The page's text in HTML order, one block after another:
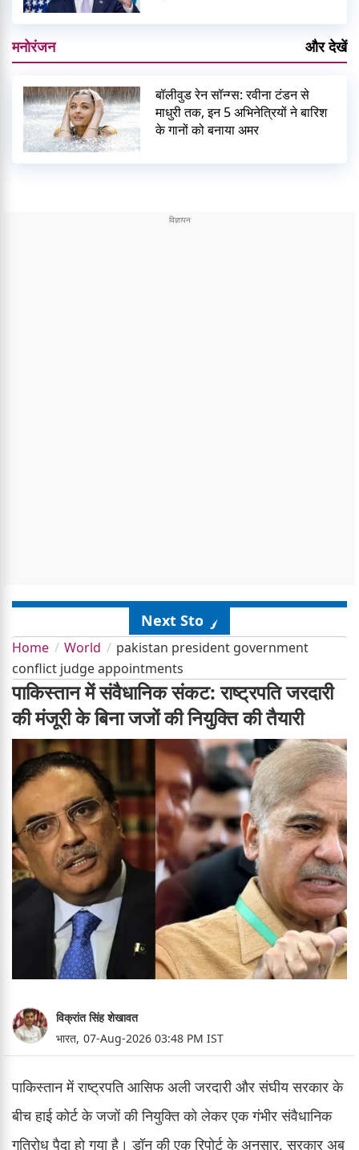
मनोरंजन और देखें
बॉलीवुड रेन सॉन्ग्स: रवीना टंडन से
माधुरी तक, इन 5 अभिनेत्रियों ने बारिश
के गानों को बनाया अमर
Next Story
Home World
pakistan president government
conflict judge appointments
पाकिस्तान में संवैधानिक संकट: राष्ट्रपति जरदारी
की मंजूरी के बिना जजों की नियुक्ति की तैयारी
विक्रांत सिंह शेखावत
भारत, 07-Aug-2026 03:48 PM IST
पाकिस्तान में राष्ट्रपति आसिफ अली जरदारी और संघीय सरकार के
बीच हाई कोर्ट के जजों की नियुक्ति को लेकर एक गंभीर संवैधानिक
गतिरोध पैदा हो गया है। डॉन की एक रिपोर्ट के अनुसार, सरकार अब